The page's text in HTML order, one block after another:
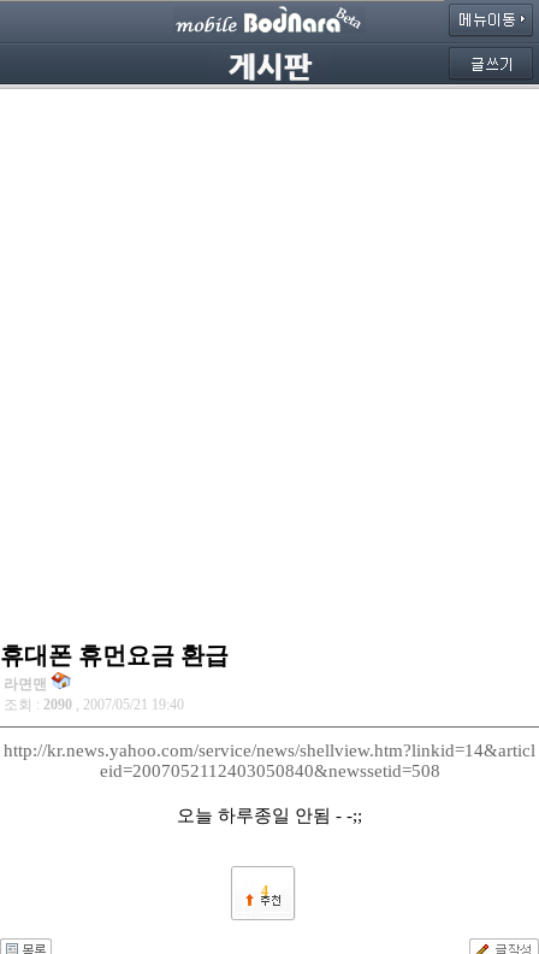
휴대폰 휴먼요금 환급
라면맨
조회 : 2090 , 2007/05/21 19:40
http://kr.news.yahoo.com/service/news/shellview.htm?linkid=14&articl
eid=2007052112403050840&newssetid=508
오늘 하루종일 안됨 - -;;
4